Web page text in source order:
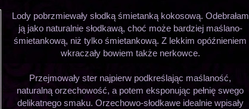
Lody pobrzmiewały słodką śmietanką kokosową. Odebrałam
ją jako naturalnie słodkawą, choć może bardziej maślano-
śmietankową, niż tylko śmietankową. Z lekkim opóźnieniem
wkraczały bowiem także nerkowce.
Przejmowały ster najpierw podkreślając maślaność,
naturalną orzechowość, a potem eksponując pełnię swego
delikatnego smaku. Orzechowo-słodkawe idealnie wpisały